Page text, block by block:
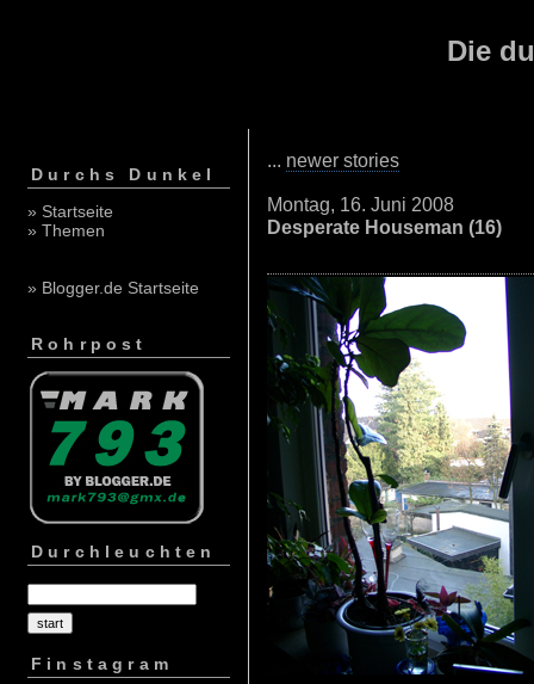
Die
Durchs Dunkel
» Startseite
» Themen
» Blogger.de Startseite
Rohrpost
Durchleuchten
Finstagram
... newer stories
Montag, 16. Juni 2008
Desperate Houseman (16)